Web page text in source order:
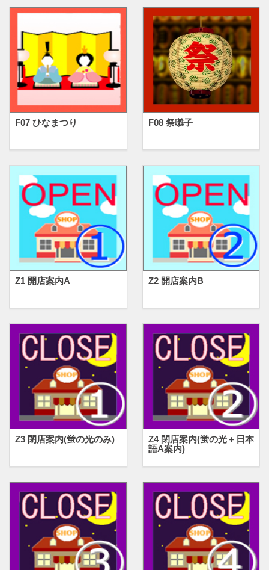
F07 ひなまつり F08 祭囃子
Z1 開店案内A Z2 開店案内B
Z3 閉店案内(蛍の光のみ)
Z4 閉店案内(蛍の光＋日本
語A案内)